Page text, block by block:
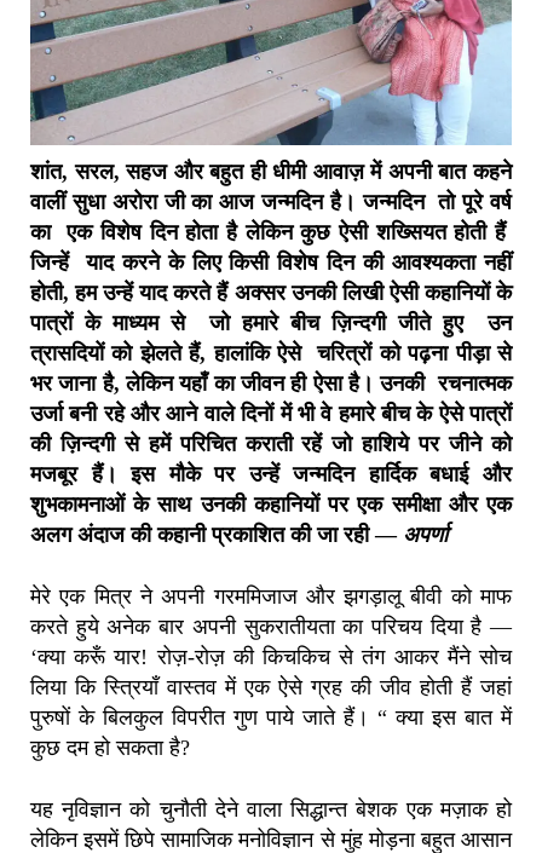
शांत, सरल, सहज और बहुत ही धीमी आवाज़ में अपनी बात कहने
वालीं सुधा अरोरा जी का आज जन्मदिन है। जन्मदिन तो पूरे वर्ष
का एक विशेष दिन होता है लेकिन कुछ ऐसी शख्सियत होती हैं
जिन्हें याद करने के लिए किसी विशेष दिन की आवश्यकता नहीं
होती, हम उन्हें याद करते हैं अक्सर उनकी लिखी ऐसी कहानियों के
पात्रों के माध्यम से जो हमारे बीच ज़िन्दगी जीते हुए उन
त्रासदियों को झेलते हैं, हालांकि ऐसे चरित्रों को पढ़ना पीड़ा से
भर जाना है, लेकिन यहाँ का जीवन ही ऐसा है। उनकी रचनात्मक
उर्जा बनी रहे और आने वाले दिनों में भी वे हमारे बीच के ऐसे पात्रों
की ज़िन्दगी से हमें परिचित कराती रहें जो हाशिये पर जीने को
मजबूर हैं। इस मौके पर उन्हें जन्मदिन हार्दिक बधाई और
शुभकामनाओं के साथ उनकी कहानियों पर एक समीक्षा और एक
अलग अंदाज की कहानी प्रकाशित की जा रही — अपर्णा
मेरे एक मित्र ने अपनी गरममिजाज और झगड़ालू बीवी को माफ
करते हुये अनेक बार अपनी सुकरातीयता का परिचय दिया है —
‘क्या करूँ यार! रोज़-रोज़ की किचकिच से तंग आकर मैंने सोच
लिया कि स्त्रियाँ वास्तव में एक ऐसे ग्रह की जीव होती हैं जहां
पुरुषों के बिलकुल विपरीत गुण पाये जाते हैं। “ क्या इस बात में
कुछ दम हो सकता है?
यह नृविज्ञान को चुनौती देने वाला सिद्धान्त बेशक एक मज़ाक हो
लेकिन इसमें छिपे सामाजिक मनोविज्ञान से मुंह मोड़ना बहुत आसान